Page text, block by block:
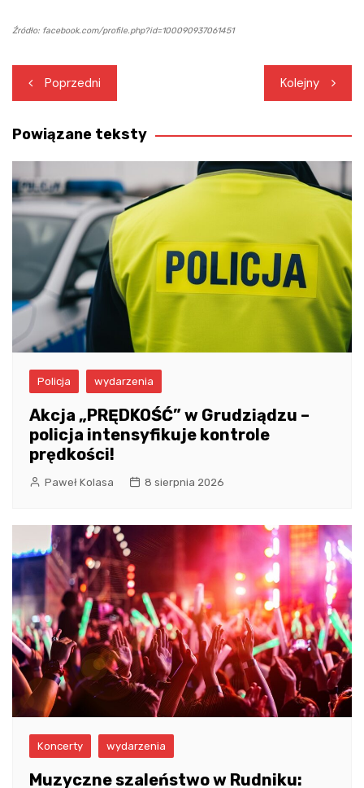
Źródło: facebook.com/profile.php?id=100090937061451
Nawigacja
wpisu
Poprzedni Kolejny
Powiązane teksty
Policja wydarzenia
Akcja „PRĘDKOŚĆ” w Grudziądzu –
policja intensyfikuje kontrole
prędkości!
Paweł Kolasa 8 sierpnia 2026
Koncerty wydarzenia
Muzyczne szaleństwo w Rudniku: